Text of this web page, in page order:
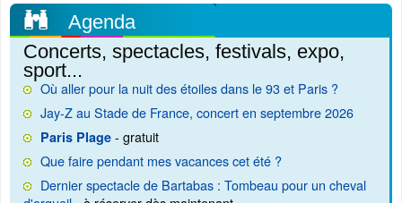
Agenda
Concerts, spectacles, festivals, expo,
sport...
Où aller pour la nuit des étoiles dans le 93 et Paris ?
Jay-Z au Stade de France, concert en septembre 2026
Paris Plage - gratuit
Que faire pendant mes vacances cet été ?
Dernier spectacle de Bartabas : Tombeau pour un cheval